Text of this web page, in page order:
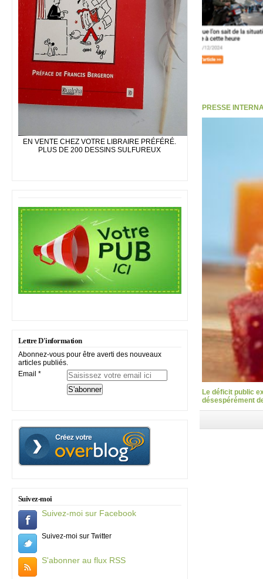
EN VENTE CHEZ VOTRE LIBRAIRE PRÉFÉRÉ.
PLUS DE 200 DESSINS SULFUREUX
Lettre D'information
Abonnez-vous pour être averti des nouveaux
articles publiés.
Email
Suivez-moi
Suivez-moi sur Facebook
Suivez-moi sur Twitter
S'abonner au flux RSS
PRESSE
Le déficit public
désespérément